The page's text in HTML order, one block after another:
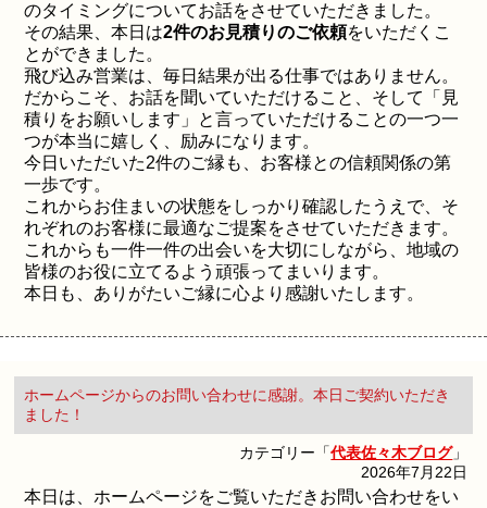
のタイミングについてお話をさせていただきました。
その結果、本日は2件のお見積りのご依頼をいただくこ
とができました。
飛び込み営業は、毎日結果が出る仕事ではありません。
だからこそ、お話を聞いていただけること、そして「見
積りをお願いします」と言っていただけることの一つ一
つが本当に嬉しく、励みになります。
今日いただいた2件のご縁も、お客様との信頼関係の第
一歩です。
これからお住まいの状態をしっかり確認したうえで、そ
れぞれのお客様に最適なご提案をさせていただきます。
これからも一件一件の出会いを大切にしながら、地域の
皆様のお役に立てるよう頑張ってまいります。
本日も、ありがたいご縁に心より感謝いたします。
ホームページからのお問い合わせに感謝。本日ご契約いただき
ました！
カテゴリー「代表佐々木ブログ」
2026年7月22日
本日は、ホームページをご覧いただきお問い合わせをい